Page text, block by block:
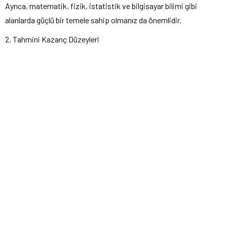
Ayrıca, matematik, fizik, istatistik ve bilgisayar bilimi gibi
alanlarda güçlü bir temele sahip olmanız da önemlidir.
2. Tahmini Kazanç Düzeyleri